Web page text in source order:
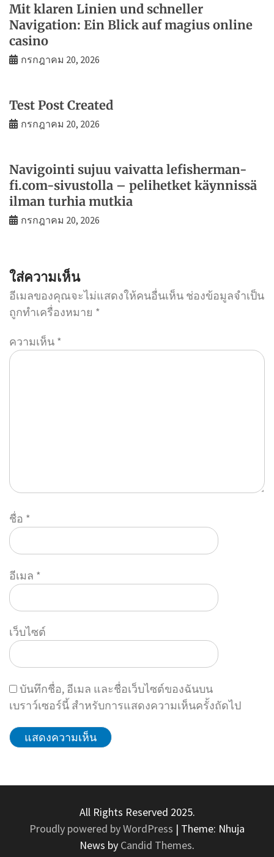
Mit klaren Linien und schneller
Navigation: Ein Blick auf magius online
casino
กรกฎาคม 20, 2026
Test Post Created
กรกฎาคม 20, 2026
Navigointi sujuu vaivatta lefisherman-
fi.com-sivustolla – pelihetket käynnissä
ilman turhia mutkia
กรกฎาคม 20, 2026
ใส่ความเห็น
อีเมลของคุณจะไม่แสดงให้คนอื่นเห็น ช่องข้อมูลจำเป็น
ถูกทำเครื่องหมาย *
ความเห็น *
ชื่อ *
อีเมล *
เว็บไซต์
บันทึกชื่อ, อีเมล และชื่อเว็บไซต์ของฉันบน
เบราว์เซอร์นี้ สำหรับการแสดงความเห็นครั้งถัดไป
All Rights Reserved 2025.
Proudly powered by WordPress | Theme: Nhuja
News by Candid Themes.